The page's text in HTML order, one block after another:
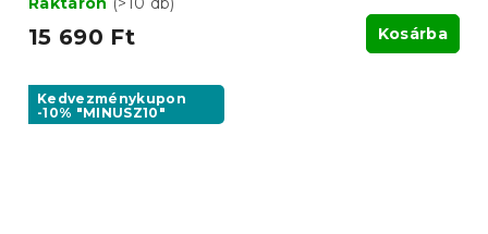
15 690 Ft Kosárba
Kedvezménykupon
-10% "MINUSZ10"